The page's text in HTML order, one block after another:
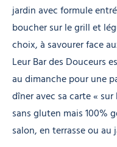
jardin avec formule
boucher sur le grill et
choix, à savourer face
Leur Bar des Douceurs
au dimanche pour une
dîner avec sa carte «
sans gluten mais 100%
salon, en terrasse ou au